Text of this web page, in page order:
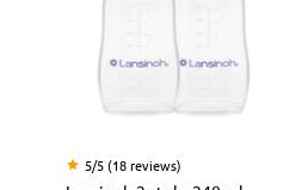
5/5 (18 reviews)